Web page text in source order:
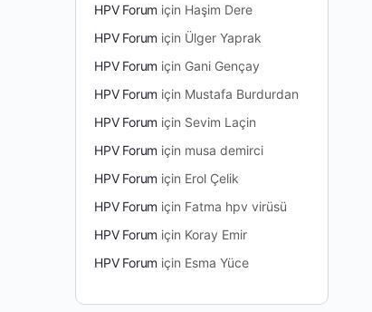
HPV Forum için Haşim Dere
HPV Forum için Ülger Yaprak
HPV Forum için Gani Gençay
HPV Forum için Mustafa Burdurdan
HPV Forum için Sevim Laçin
HPV Forum için musa demirci
HPV Forum için Erol Çelik
HPV Forum için Fatma hpv virüsü
HPV Forum için Koray Emir
HPV Forum için Esma Yüce